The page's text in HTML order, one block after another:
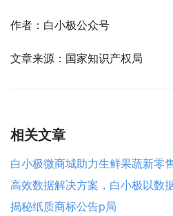
作者：白小极公众号
文章来源：国家知识产权局
相关文章
白小极微商城助力生鲜果蔬新零
高效数据解决方案，白小极以数
揭秘纸质商标公告p局